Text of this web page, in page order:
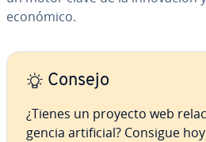
económico.
Consejo
¿Tienes un proyecto web
ge­n­cia ar­ti­fi­cial? Consigue